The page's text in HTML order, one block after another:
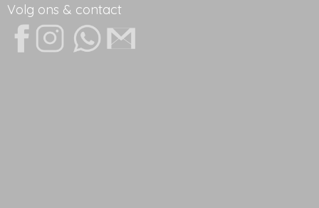
Volg ons & contact